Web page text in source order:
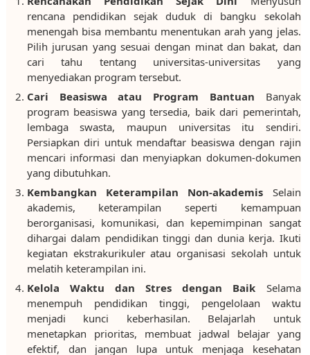
rencana pendidikan sejak duduk di bangku sekolah
menengah bisa membantu menentukan arah yang jelas.
Pilih jurusan yang sesuai dengan minat dan bakat, dan
cari tahu tentang universitas-universitas yang
menyediakan program tersebut.
Cari Beasiswa atau Program Bantuan Banyak
program beasiswa yang tersedia, baik dari pemerintah,
lembaga swasta, maupun universitas itu sendiri.
Persiapkan diri untuk mendaftar beasiswa dengan rajin
mencari informasi dan menyiapkan dokumen-dokumen
yang dibutuhkan.
Kembangkan Keterampilan Non-akademis Selain
akademis, keterampilan seperti kemampuan
berorganisasi, komunikasi, dan kepemimpinan sangat
dihargai dalam pendidikan tinggi dan dunia kerja. Ikuti
kegiatan ekstrakurikuler atau organisasi sekolah untuk
melatih keterampilan ini.
Kelola Waktu dan Stres dengan Baik Selama
menempuh pendidikan tinggi, pengelolaan waktu
menjadi kunci keberhasilan. Belajarlah untuk
menetapkan prioritas, membuat jadwal belajar yang
efektif, dan jangan lupa untuk menjaga kesehatan